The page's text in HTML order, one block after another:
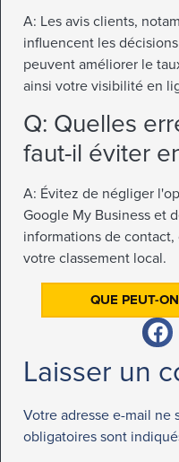
A: Les avis clients,
influencent les
peuvent améliorer le
ainsi votre visibilité en
Q: Quelles
faut-il éviter
A: Évitez de négliger
Google My Business et
informations de
votre classement local.
QUE PEUT-
Laisser un
Votre adresse e-mail ne
obligatoires sont